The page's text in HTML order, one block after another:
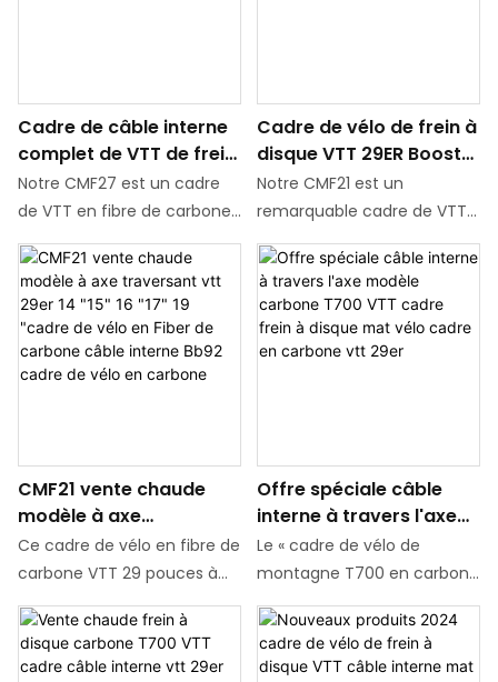
fois léger et solide. Le CMF43
est une création
remarquable dans le monde
du VTT. Il allie une légèreté
exceptionnelle à une
exceptionnelles
avec les pneus de 2,35
pouces, offrant
d'excellentes performances
Cadre de câble interne
complet de VTT de frein
à disque en fibre de
carbone 29ER avec
d'absorption des chocs
Notre CMF27 est un cadre
de VTT en fibre de carbone
à câblage interne
entièrement caché
exceptionnel. Il est
méticuleusement conçu
avec une technologie de
pointe. Le tube de selle de
chocs, qui peut absorber et
amortir efficacement les
vibrations, minimisant ainsi
l'impact des routes
cahoteuses pendant le
Cadre de vélo de frein à
disque VTT 29ER Boost
en fibre de carbone
Notre CMF21 est un
remarquable cadre de VTT
en fibre de carbone doté
d'un design attrayant et
angulaire. Il se caractérise
par sa complétude dans les
tailles de cadre, offrant de
compatible avec les pneus
de 2,35 pouces, offrant
d'excellentes performances
CMF21 vente chaude
modèle à axe
traversant vtt 29er 14
"15" 16 "17" 19 "cadre de
carbone câble interne
Bb92 cadre de vélo en
carbone
Ce cadre de vélo en fibre de
carbone VTT 29 pouces à
axe traversant très
demandé est doté d'un
acheminement de câbles
Offre spéciale câble
interne à travers l'axe
modèle carbone T700
VTT cadre frein à disque
carbone vtt 29er
Le « cadre de vélo de
montagne T700 en carbone
modèle à axe traversant à
câble interne chaud » est un
cadre de vélo léger et